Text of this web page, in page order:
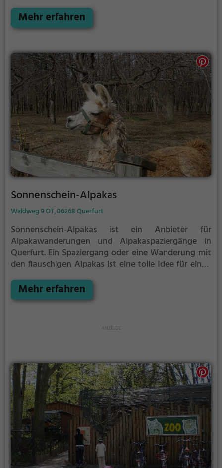
und zeigt über 1130 Individuen in rund 135 Arten und
Rassen. Der nach dem Zoo benannte Haltepunkt der
dem Eingang auf der anderen Seite der B 185.
Mehr erfahren
Sonnenschein-Alpakas
Waldweg 9 OT, 06268 Querfurt
Sonnenschein-Alpakas ist ein Anbieter für
Alpakawanderungen und Alpakaspaziergänge in
Querfurt. Ein Spaziergang oder eine Wanderung mit
den flauschigen Alpakas ist eine tolle Idee für einen
Familie. Die kuscheligen Tiere strahlen eine
unheimliche Ruhe aus und werden daher auch
Mehr erfahren